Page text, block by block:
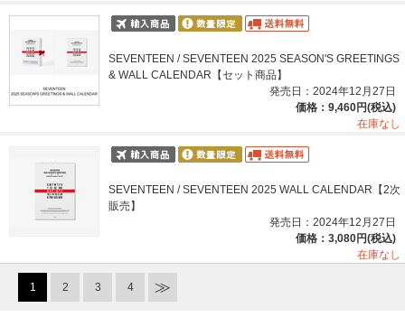
SEVENTEEN / SEVENTEEN 2025 SEASON'S GREETINGS
& WALL CALENDAR【セット商品】
発売日：2024年12月27日
価格：9,460円(税込)
在庫なし
SEVENTEEN / SEVENTEEN 2025 WALL CALENDAR【2次
販売】
発売日：2024年12月27日
価格：3,080円(税込)
在庫なし
1 2 3 4